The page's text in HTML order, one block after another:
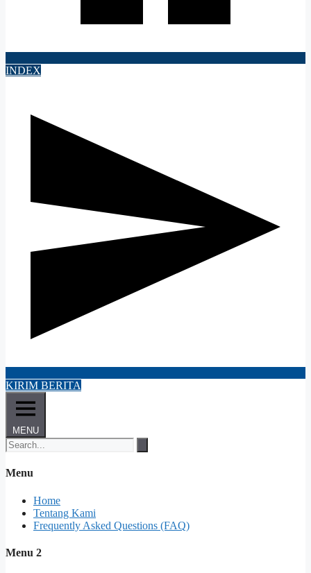
INDEX
KIRIM BERITA
MENU
Menu
Home
Tentang Kami
Frequently Asked Questions (FAQ)
Menu 2